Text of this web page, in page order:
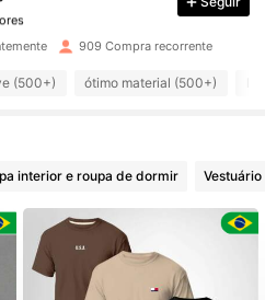
909 Compra recorrente
(500+) ótimo material (500+)
interior e roupa de dormir